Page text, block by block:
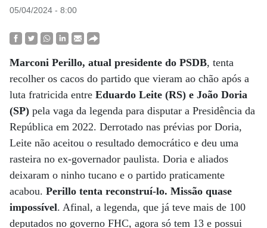
05/04/2024 - 8:00
Marconi Perillo, atual presidente do PSDB, tenta
recolher os cacos do partido que vieram ao chão após a
luta fratricida entre Eduardo Leite (RS) e João Doria
(SP) pela vaga da legenda para disputar a Presidência da
República em 2022. Derrotado nas prévias por Doria,
Leite não aceitou o resultado democrático e deu uma
rasteira no ex-governador paulista. Doria e aliados
deixaram o ninho tucano e o partido praticamente
acabou. Perillo tenta reconstruí-lo. Missão quase
impossível. Afinal, a legenda, que já teve mais de 100
deputados no governo FHC, agora só tem 13 e possui